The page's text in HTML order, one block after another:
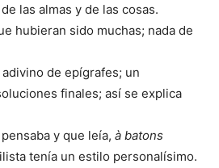
las almas y de las cosas.
hubieran sido muchas; nada de
de epígrafes; un
finales; así se explica
y que leía, à batons
tenía un estilo personalísimo.